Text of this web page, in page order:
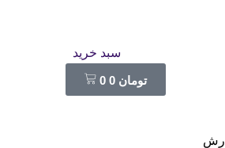
سبد خرید
تومان 0